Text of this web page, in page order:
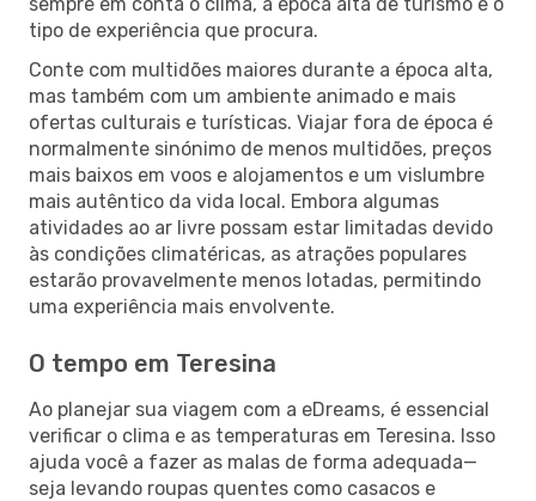
tipo de experiência que procura.
Conte com multidões maiores durante a época alta,
mas também com um ambiente animado e mais
ofertas culturais e turísticas. Viajar fora de época é
normalmente sinónimo de menos multidões, preços
mais baixos em voos e alojamentos e um vislumbre
mais autêntico da vida local. Embora algumas
atividades ao ar livre possam estar limitadas devido
às condições climatéricas, as atrações populares
estarão provavelmente menos lotadas, permitindo
uma experiência mais envolvente.
O tempo em Teresina
Ao planejar sua viagem com a eDreams, é essencial
verificar o clima e as temperaturas em Teresina. Isso
ajuda você a fazer as malas de forma adequada—
seja levando roupas quentes como casacos e